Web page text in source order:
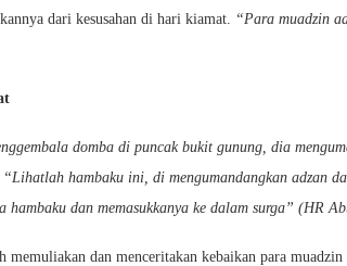
dari kesusahan di hari kiamat. “Para muadzin
domba di puncak bukit gunung, dia
hambaku ini, di mengumandangkan adzan
hambaku dan memasukkanya ke dalam surga” (HR
memuliakan dan menceritakan kebaikan para